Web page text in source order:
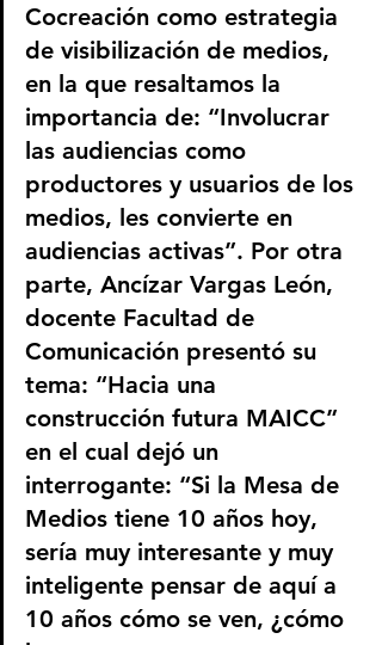
Cocreación como estrategia
de visibilización de medios,
en la que resaltamos la
importancia de: “Involucrar
las audiencias como
productores y usuarios de los
medios, les convierte en
audiencias activas”. Por otra
parte, Ancízar Vargas León,
docente Facultad de
Comunicación presentó su
tema: “Hacia una
construcción futura MAICC”
en el cual dejó un
interrogante: “Si la Mesa de
Medios tiene 10 años hoy,
sería muy interesante y muy
inteligente pensar de aquí a
10 años cómo se ven, ¿cómo